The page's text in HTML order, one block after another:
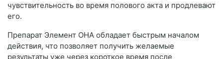
чувствительность во время полового акта и продлевают
его.
Препарат Элемент ОНА обладает быстрым началом
действия, что позволяет получить желаемые
результаты уже через короткое время после